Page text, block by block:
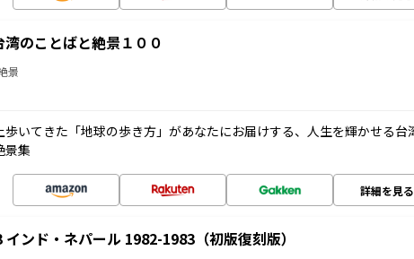
のことばと絶景１００
景
歩いてきた「地球の歩き方」があなたにお届けする、人生を輝かせる台
景集
詳細を見る
ンド・ネパール 1982-1983（初版復刻版）